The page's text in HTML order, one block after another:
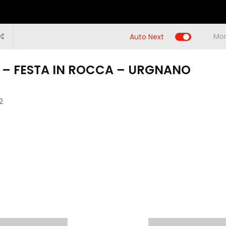
Auto Next
– FESTA IN ROCCA – URGNANO